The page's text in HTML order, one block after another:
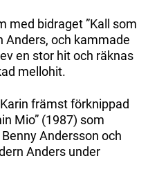
med bidraget ”Kall som
Anders, och kammade
en stor hit och räknas
mellohit.
främst förknippad
Mio” (1987) som
Andersson och
Anders under